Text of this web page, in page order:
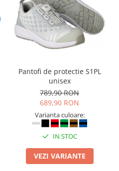
Pantofi de protectie S1PL
unisex
789,90 RON
689,90 RON
Varianta culoare:
IN STOC
VEZI VARIANTE